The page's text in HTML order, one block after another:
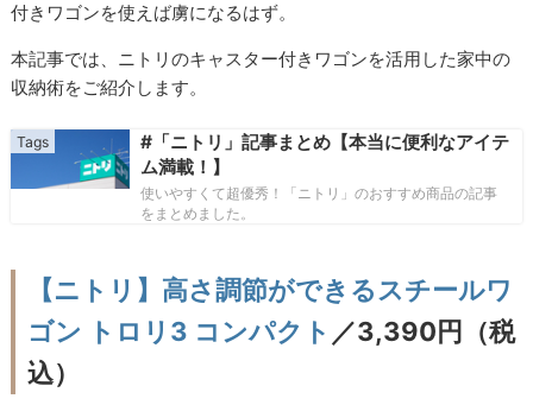
付きワゴンを使えば虜になるはず。
本記事では、ニトリのキャスター付きワゴンを活用した家中の
収納術をご紹介します。
#「ニトリ」記事まとめ【本当に便利なアイテ
ム満載！】
使いやすくて超優秀！「ニトリ」のおすすめ商品の記事
をまとめました。
【ニトリ】高さ調節ができるスチールワ
ゴン トロリ3 コンパクト ／3,390円（税
込）